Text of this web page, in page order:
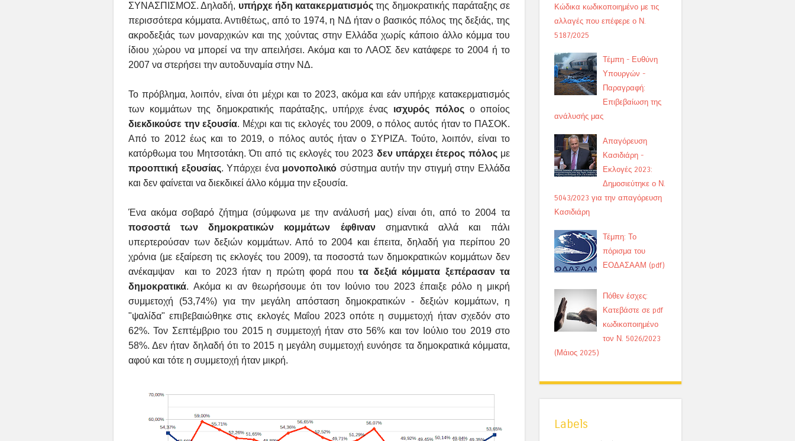
ΣΥΝΑΣΠΙΣΜΟΣ. Δηλαδή, υπήρχε ήδη κατακερματισμός της δημοκρατικής παράταξης σε
περισσότερα κόμματα. Αντιθέτως, από το 1974, η ΝΔ ήταν ο βασικός πόλος της δεξιάς, της
ακροδεξιάς των μοναρχικών και της χούντας στην Ελλάδα χωρίς κάποιο άλλο κόμμα του
ίδιου χώρου να μπορεί να την απειλήσει. Ακόμα και το ΛΑΟΣ δεν κατάφερε το 2004 ή το
2007 να στερήσει την αυτοδυναμία στην ΝΔ.
Το πρόβλημα, λοιπόν, είναι ότι μέχρι και το 2023, ακόμα και εάν υπήρχε κατακερματισμός
των κομμάτων της δημοκρατικής παράταξης, υπήρχε ένας ισχυρός πόλοςο οποίος
διεκδικούσε την εξουσία. Μέχρι και τις εκλογές του 2009, ο πόλος αυτός ήταν το ΠΑΣΟΚ.
Από το 2012 έως και το 2019, ο πόλος αυτός ήταν ο ΣΥΡΙΖΑ. Τούτο, λοιπόν, είναι το
κατόρθωμα του Μητσοτάκη. Ότι από τις εκλογές του 2023 δεν υπάρχει έτερος πόλος με
προοπτική εξουσίας. Υπάρχει ένα μονοπολικό σύστημα αυτήν την στιγμή στην Ελλάδα
και δεν φαίνεται να διεκδικεί άλλο κόμμα την εξουσία.
Ένα ακόμα σοβαρό ζήτημα (σύμφωνα με την ανάλυσή μας) είναι ότι, από το 2004 τα
ποσοστά των δημοκρατικών κομμάτων έφθινανσημαντικά αλλά και πάλι
υπερτερούσαν των δεξιών κομμάτων. Από το 2004 και έπειτα, δηλαδή για περίπου 20
χρόνια (με εξαίρεση τις εκλογές του 2009), τα ποσοστά των δημοκρατικών κομμάτων δεν
ανέκαμψαν και το 2023 ήταν η πρώτη φορά πουτα δεξιά κόμματα ξεπέρασαν τα
δημοκρατικά. Ακόμα κι αν θεωρήσουμε ότι τον Ιούνιο του 2023 έπαιξε ρόλο η μικρή
συμμετοχή (53,74%) για την μεγάλη απόσταση δημοκρατικών - δεξιών κομμάτων, η
"ψαλίδα" επιβεβαιώθηκε στις εκλογές Μαΐου 2023 οπότε η συμμετοχή ήταν σχεδόν στο
62%. Τον Σεπτέμβριο του 2015 η συμμετοχή ήταν στο56% και τον Ιούλιο του 2019 στο
58%. Δεν ήταν δηλαδή ότι το 2015 η μεγάλη συμμετοχή ευνόησε τα δημοκρατικά κόμματα,
αφού και τότε η συμμετοχή ήταν μικρή.
Κώδικα κωδικοποιημένο με τις
αλλαγές που επέφερε ο Ν.
5187/2025
Τέμπη - Ευθύνη
Υπουργών -
Παραγραφή:
Επιβεβαίωση της
ανάλυσής μας
Απαγόρευση
Κασιδιάρη -
Εκλογές 2023:
Δημοσιεύτηκε ο Ν.
5043/2023 για την απαγόρευση
Κασιδιάρη
Τέμπη: Το
πόρισμα του
ΕΟΔΑΣΑΑΜ (pdf)
Πόθεν έσχες:
Κατεβάστε σε pdf
κωδικοποιημένο
τον Ν. 5026/2023
(Μάιος 2025)
Labels